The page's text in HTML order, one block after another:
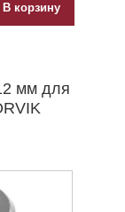
В корзину
мм для